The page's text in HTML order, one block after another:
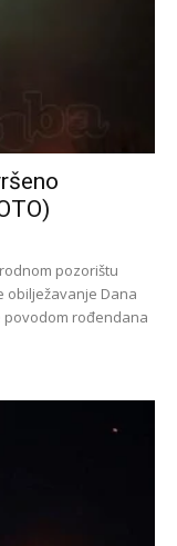
pozorištu
obilježavanje Dana
povodom rođendana